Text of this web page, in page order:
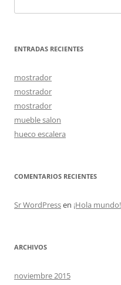
ENTRADAS RECIENTES
mostrador
mostrador
mostrador
mueble salon
hueco escalera
COMENTARIOS RECIENTES
Sr WordPressen ¡Hola mundo!
ARCHIVOS
noviembre 2015